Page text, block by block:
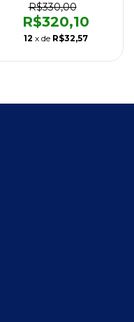
R$330,00
R$320,10
12 x de R$32,57